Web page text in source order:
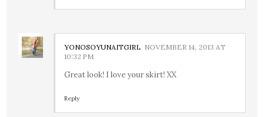
YONOSOYUNAITGIRL NOVEMBER 14, 2013 AT
10:32 PM
Great look! I love your skirt! XX
Reply